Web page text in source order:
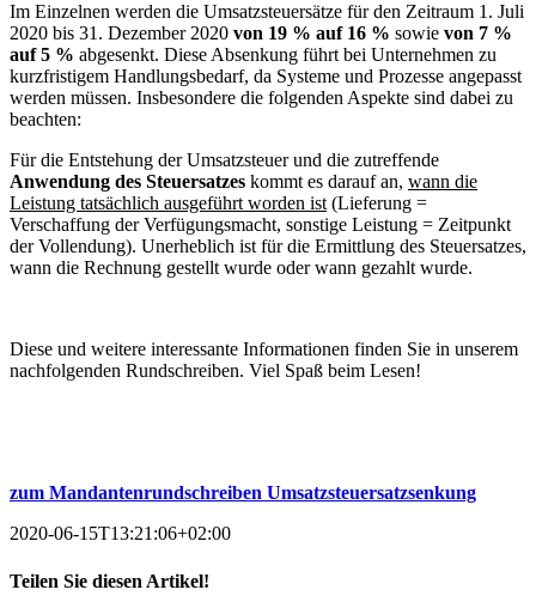
Im Einzelnen werden die Umsatzsteuersätze für den Zeitraum 1. Juli
2020 bis 31. Dezember 2020 von 19 % auf 16 % sowie von 7 %
auf 5 % abgesenkt. Diese Absenkung führt bei Unternehmen zu
kurzfristigem Handlungsbedarf, da Systeme und Prozesse angepasst
werden müssen. Insbesondere die folgenden Aspekte sind dabei zu
beachten:
Für die Entstehung der Umsatzsteuer und die zutreffende
Anwendung des Steuersatzes kommt es darauf an, wann die
Leistung tatsächlich ausgeführt worden ist(Lieferung =
Verschaffung der Verfügungsmacht, sonstige Leistung = Zeitpunkt
der Vollendung). Unerheblich ist für die Ermittlung des Steuersatzes,
wann die Rechnung gestellt wurde oder wann gezahlt wurde.
Diese und weitere interessante Informationen finden Sie in unserem
nachfolgenden Rundschreiben. Viel Spaß beim Lesen!
zum Mandantenrundschreiben Umsatzsteuersatzsenkung
2020-06-15T13:21:06+02:00
Teilen Sie diesen Artikel!